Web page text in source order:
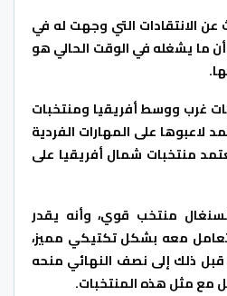
الانتقادات التي وجهت له في
ما يشغله في الوقت الحالي هو
غرب ووسط أفريقيا ومنتخبات
لاعبوها على المهارات الفردية
منتخبات شمال أفريقيا على
منتخب قوي، وأنه يقدر
معه بشكل تكتيكي مميز،
ذلك إلى نصف النهائي منحه
مع مثل هذه المنتخبات.